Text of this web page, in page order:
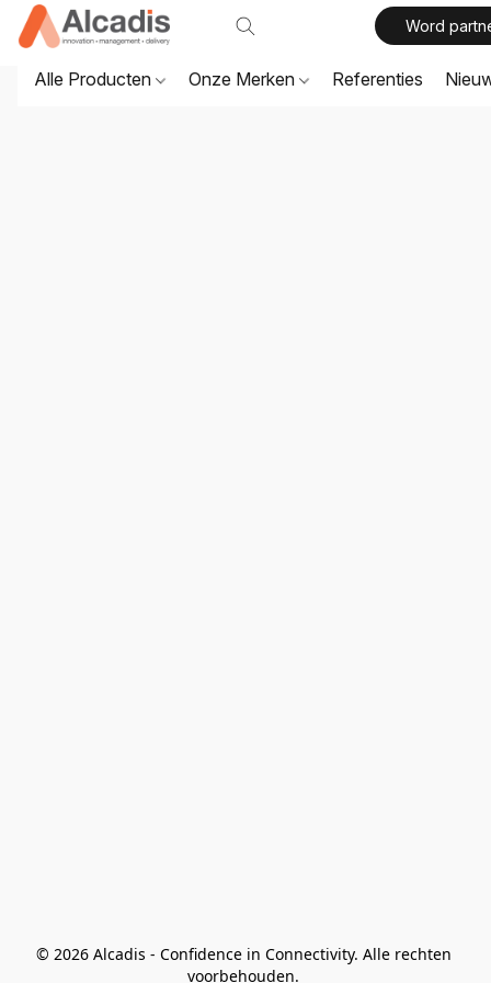
Word
Alle Producten Onze Merken Referenties
© 2026 Alcadis - Confidence in Connectivity. Alle rechten
voorbehouden.